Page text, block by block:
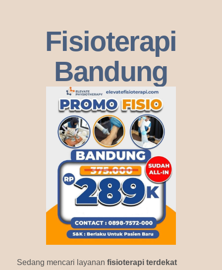
Fisioterapi
Bandung
Sedang mencari layanan fisioterapi terdekat